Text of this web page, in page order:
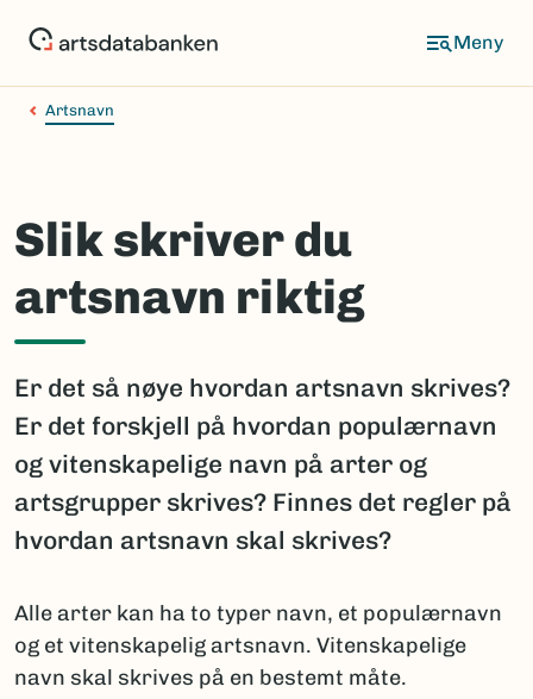
Artsnavn
Slik skriver du
artsnavn riktig
Er det så nøye hvordan artsnavn skrives?
Er det forskjell på hvordan populærnavn
og vitenskapelige navn på arter og
artsgrupper skrives? Finnes det regler på
hvordan artsnavn skal skrives?
Alle arter kan ha to typer navn, et populærnavn
og et vitenskapelig artsnavn. Vitenskapelige
navn skal skrives på en bestemt måte.